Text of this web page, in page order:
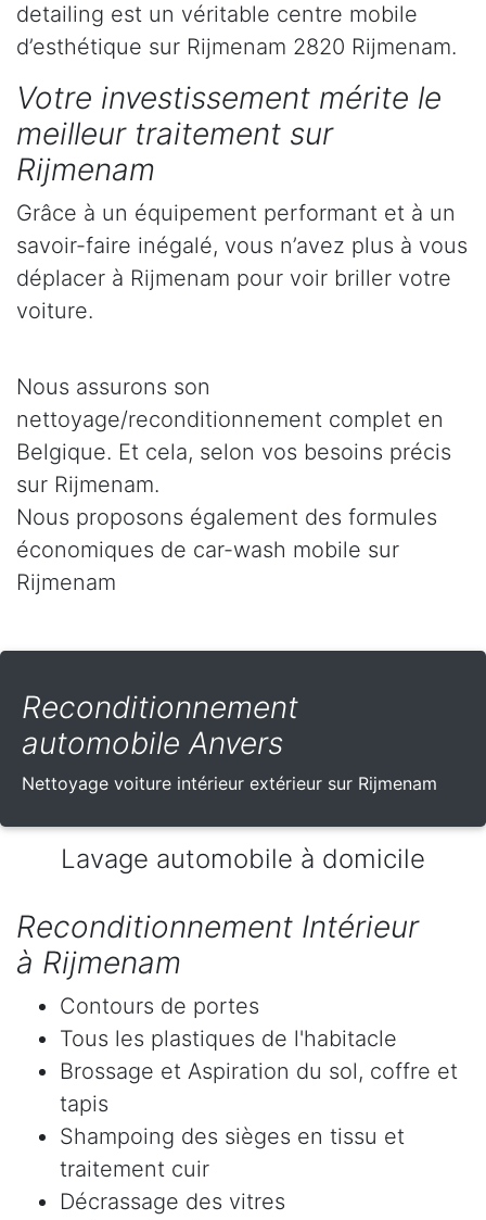
detailing est un véritable centre mobile
d’esthétique sur Rijmenam 2820 Rijmenam.
Votre investissement mérite le
meilleur traitement sur
Rijmenam
Grâce à un équipement performant et à un
savoir-faire inégalé, vous n’avez plus à vous
déplacer à Rijmenam pour voir briller votre
voiture.
Nous assurons son
nettoyage/reconditionnement complet en
Belgique. Et cela, selon vos besoins précis
sur Rijmenam.
Nous proposons également des formules
économiques de car-wash mobile sur
Rijmenam
Reconditionnement
automobile Anvers
Nettoyage voiture intérieur extérieur sur Rijmenam
Lavage automobile à domicile
Reconditionnement Intérieur
à Rijmenam
Contours de portes
Tous les plastiques de l'habitacle
Brossage et Aspiration du sol, coffre et
tapis
Shampoing des sièges en tissu et
traitement cuir
Décrassage des vitres